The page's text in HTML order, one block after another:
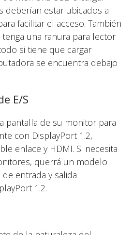
deberían estar ubicados al
facilitar el acceso. También
una ranura para lector
si tiene que cargar
se encuentra debajo
E/S
pantalla de su monitor para
con DisplayPort 1.2,
enlace y HDMI. Si necesita
querrá un modelo
entrada y salida
1.2.